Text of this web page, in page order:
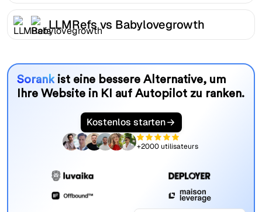
LLMRefs vs Babylovegrowth
Sorankist eine bessere Alternative, um
Ihre Website in KI auf Autopilot zu ranken.
Kostenlos starten
+2000 utilisateurs